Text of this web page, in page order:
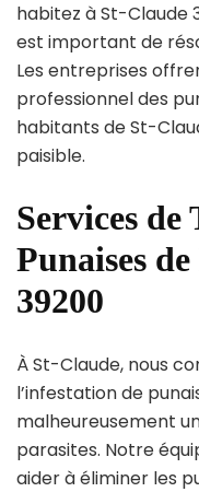
habitez à St-Claude
est important de
Les entreprises
professionnel des
habitants de St-
paisible.
Services de
Punaises
39200
À St-Claude, nous
l’infestation de
malheureusement
parasites. Notre
aider à éliminer les